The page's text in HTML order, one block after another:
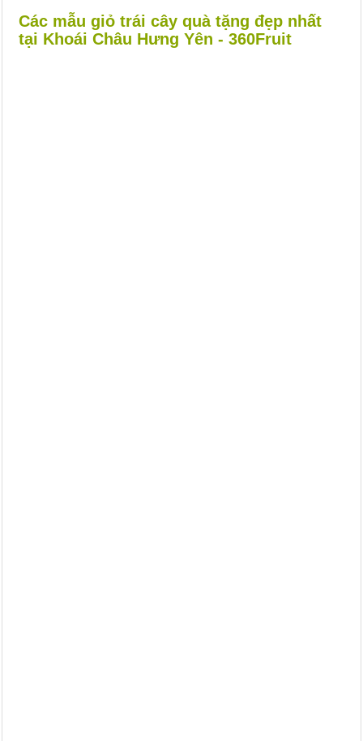
Các mẫu giỏ trái cây quà tặng đẹp nhất
tại Khoái Châu Hưng Yên - 360Fruit